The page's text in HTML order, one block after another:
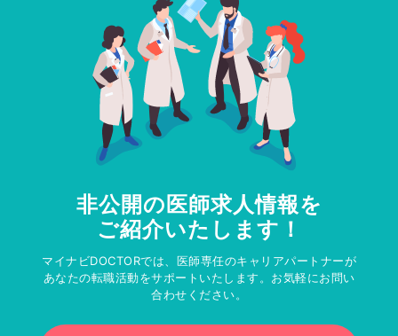
非公開の医師求人情報を
ご紹介いたします！
マイナビDOCTORでは、医師専任のキャリアパートナーが
あなたの転職活動をサポートいたします。お気軽にお問い
合わせください。